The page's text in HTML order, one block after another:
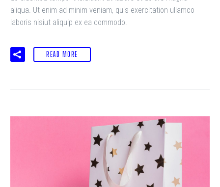
aliqua. Ut enim ad minim veniam, quis exercitation ullamco
laboris nisiut aliquip ex ea commodo.
READ MORE